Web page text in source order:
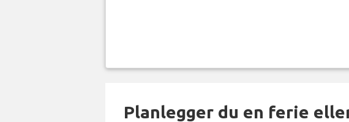
Planlegger du en ferie